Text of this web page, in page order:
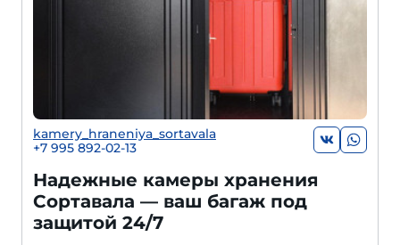
kamery_hraneniya_sortavala
+7 995 892-02-13
Надежные камеры хранения
Сортавала — ваш багаж под
защитой 24/7